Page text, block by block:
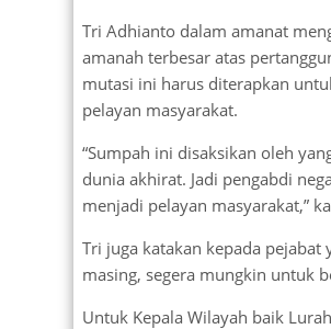
Tri Adhianto dalam amanat
amanah terbesar atas
mutasi ini harus diterapkan
pelayan masyarakat.
“Sumpah ini disaksikan oleh
dunia akhirat. Jadi pengabdi
menjadi pelayan masyarakat,”
Tri juga katakan kepada
masing, segera mungkin untuk
Untuk Kepala Wilayah baik